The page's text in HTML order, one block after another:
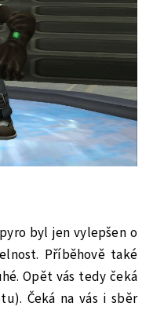
byl jen vylepšen o
Příběhově také
Opět vás tedy čeká
Čeká na vás i sběr